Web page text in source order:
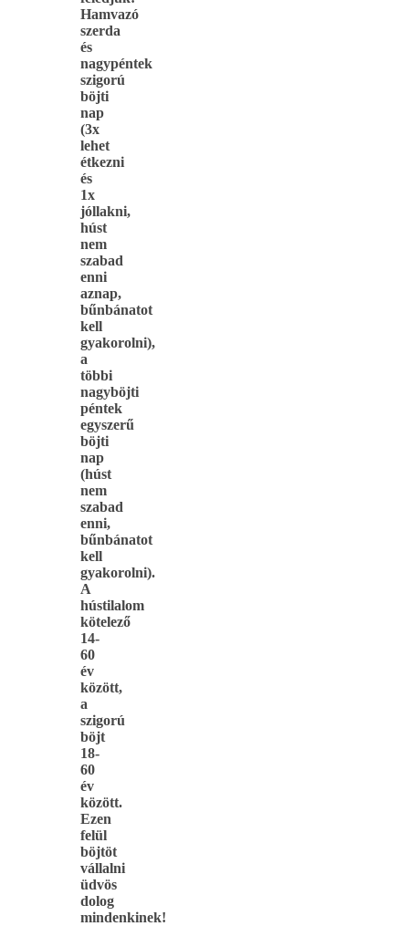
Hamvazó
szerda
és
nagypéntek
szigorú
böjti
nap
(3x
lehet
étkezni
és
1x
jóllakni,
húst
nem
szabad
enni
aznap,
bűnbánatot
kell
gyakorolni),
a
többi
nagyböjti
péntek
egyszerű
böjti
nap
(húst
nem
szabad
enni,
bűnbánatot
kell
gyakorolni).
A
hústilalom
kötelező
14-
60
év
között,
a
szigorú
böjt
18-
60
év
között.
Ezen
felül
böjtöt
vállalni
üdvös
dolog
mindenkinek!